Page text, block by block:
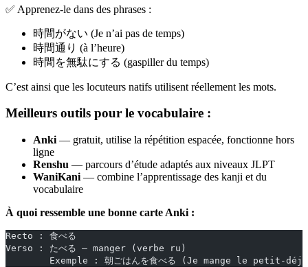
✅ Apprenez-le dans des phrases :
時間がない (Je n’ai pas de temps)
時間通り (à l’heure)
時間を無駄にする (gaspiller du temps)
C’est ainsi que les locuteurs natifs utilisent réellement les mots.
Meilleurs outils pour le vocabulaire :
Anki — gratuit, utilise la répétition espacée, fonctionne hors
ligne
Renshu — parcours d’étude adaptés aux niveaux JLPT
WaniKani — combine l’apprentissage des kanji et du
vocabulaire
À quoi ressemble une bonne carte Anki :
Recto : 食べる
Verso : たべる — manger (verbe ru)
Exemple : 朝ごはんを食べる (Je mange le petit-